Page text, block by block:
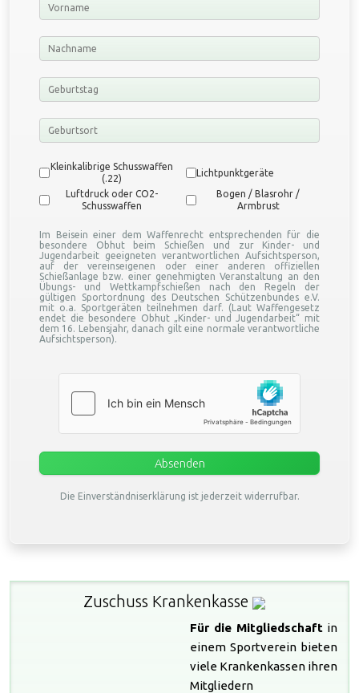
Type*
Kleinkalibrige Schusswaffen
(.22)
Lichtpunktgeräte
Luftdruck oder CO2-
Schusswaffen
Bogen / Blasrohr /
Armbrust
Im Beisein einer dem Waffenrecht entsprechenden für die
besondere Obhut beim Schießen und zur Kinder- und
Jugendarbeit geeigneten verantwortlichen Aufsichtsperson,
auf der vereinseigenen oder einer anderen offiziellen
Schießanlage bzw. einer genehmigten Veranstaltung an den
Übungs- und Wettkampfschießen nach den Regeln der
gültigen Sportordnung des Deutschen Schützenbundes e.V.
mit o.a. Sportgeräten teilnehmen darf. (Laut Waffengesetz
endet die besondere Obhut „Kinder- und Jugendarbeit“ mit
dem 16. Lebensjahr, danach gilt eine normale verantwortliche
Aufsichtsperson).
Absenden
Die Einverständniserklärung ist jederzeit widerrufbar.
Zuschuss Krankenkasse
Für die Mitgliedschaftin
einem Sportverein bieten
viele Krankenkassen ihren
Mitgliedern